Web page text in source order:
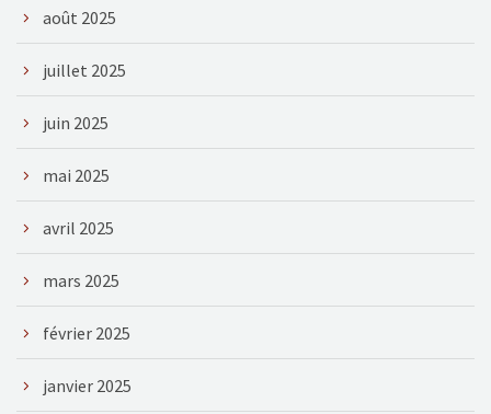
août 2025
juillet 2025
juin 2025
mai 2025
avril 2025
mars 2025
février 2025
janvier 2025